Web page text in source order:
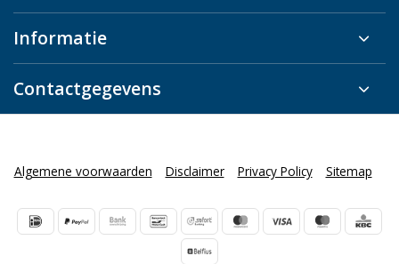
Informatie
Contactgegevens
Algemene voorwaarden Disclaimer Privacy Policy Sitemap